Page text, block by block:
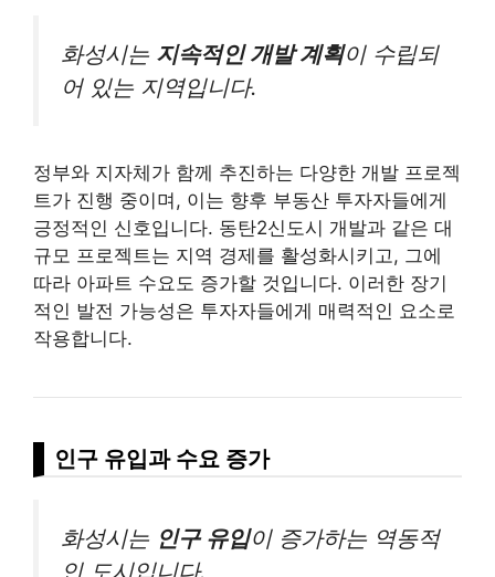
화성시는 지속적인 개발 계획이 수립되
어 있는 지역입니다.
정부와 지자체가 함께 추진하는 다양한 개발 프로젝
트가 진행 중이며, 이는 향후 부동산 투자자들에게
긍정적인 신호입니다. 동탄2신도시 개발과 같은 대
규모 프로젝트는 지역 경제를 활성화시키고, 그에
따라 아파트 수요도 증가할 것입니다. 이러한 장기
적인 발전 가능성은 투자자들에게 매력적인 요소로
작용합니다.
인구 유입과 수요 증가
화성시는 인구 유입이 증가하는 역동적
인 도시입니다.